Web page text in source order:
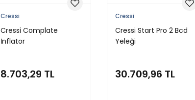
Cressi
Cressi Complate
İnflator
8.703,29 TL
Cressi
Cressi Start Pro 2 Bcd
Yeleği
30.709,96 TL